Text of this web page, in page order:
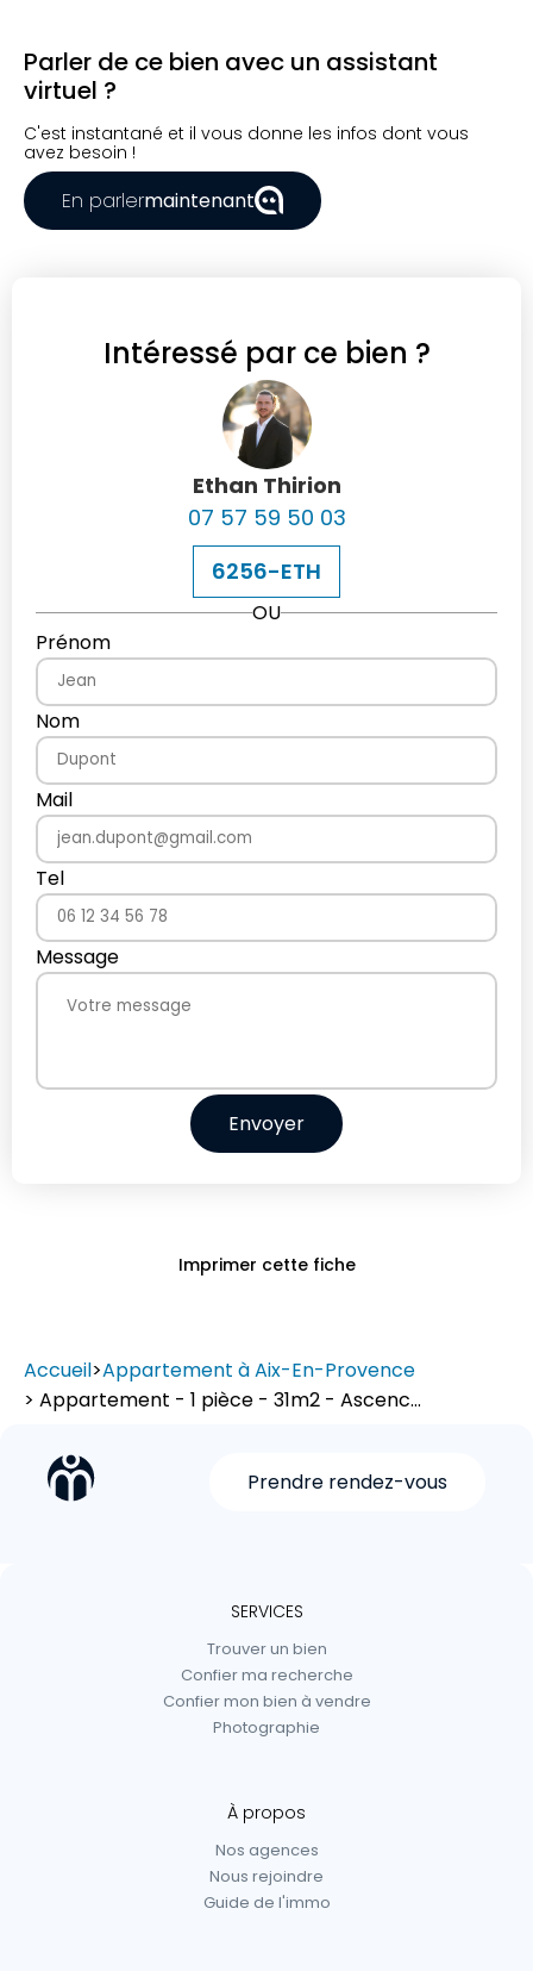
Parler de ce bien avec un assistant
virtuel ?
C'est instantané et il vous donne les infos dont vous
avez besoin !
En parlermaintenant
Intéressé par ce bien ?
Ethan Thirion
07 57 59 50 03
6256-ETH
OU
Prénom
Nom
Mail
Tel
Message
Envoyer
Imprimer cette fiche
Accueil>Appartement à Aix-En-Provence
> Appartement - 1 pièce - 31m2 - Ascenc...
Prendre rendez-vous
SERVICES
Trouver un bien
Confier ma recherche
Confier mon bien à vendre
Photographie
À propos
Nos agences
Nous rejoindre
Guide de l'immo